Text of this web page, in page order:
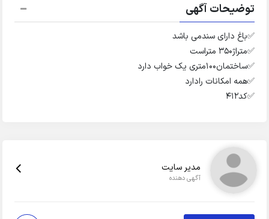
توضیحات آگهی
✅️باغ دارای سندمی باشد
✅️متراژ۳۵۰ متراست
✅️ساختمان۱۰۰متری یک خواب دارد
✅️همه امکانات رادارد
✅️کد۴۱۲
مدیر سایت
آگهی دهنده